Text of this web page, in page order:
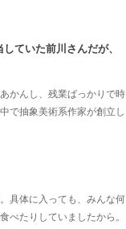
ていた前川さんだが、
かんし、残業ばっかりで時
で抽象美術系作家が創立し
具体に入っても、みんな何
べたりしていましたから。